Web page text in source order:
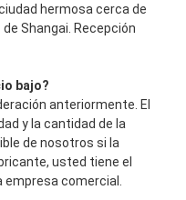
hermosa cerca de
Shangai. Recepción
bajo?
anteriormente. El
y la cantidad de la
de nosotros si la
usted tiene el
empresa comercial.